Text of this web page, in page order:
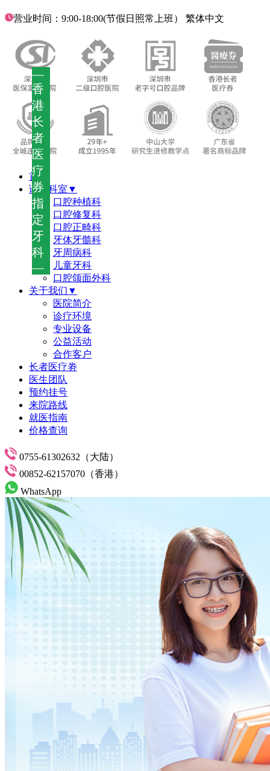
—
香
港
长
者
医
疗
券
指
定
牙
科
—
营业时间：9:00-18:00(节假日照常上班） 繁体中文
首页
诊疗科室▼
口腔种植科
口腔修复科
口腔正畸科
牙体牙髓科
牙周病科
儿童牙科
口腔颌面外科
关于我们▼
医院简介
诊疗环境
专业设备
公益活动
合作客户
长者医疗劵
医生团队
预约挂号
来院路线
就医指南
价格查询
0755-61302632（大陆）
00852-62157070（香港）
WhatsApp